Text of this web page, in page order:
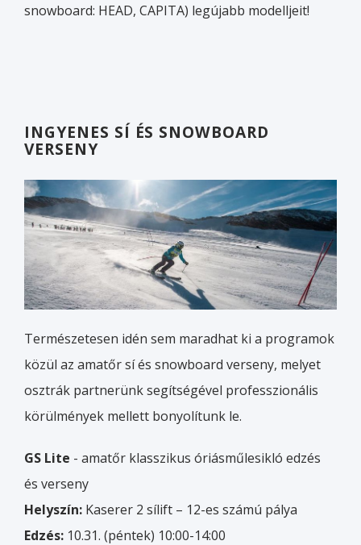
snowboard: HEAD, CAPITA) legújabb modelljeit!
INGYENES SÍ ÉS SNOWBOARD
VERSENY
Természetesen idén sem maradhat ki a programok
közül az amatőr sí és snowboard verseny, melyet
osztrák partnerünk segítségével professzionális
körülmények mellett bonyolítunk le.
GS Lite - amatőr klasszikus óriásműlesikló edzés
és verseny
Helyszín: Kaserer 2 sílift – 12-es számú pálya
Edzés: 10.31. (péntek) 10:00-14:00